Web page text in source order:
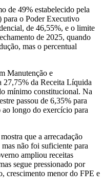
de 49% estabelecido pela
o Poder Executivo
de 46,55%, e o limite
de 2025, quando
mas o percentual
Manutenção e
27,75% da Receita Líquida
mínimo constitucional. Na
passou de 6,35% para
longo do exercício para
que a arrecadação
não foi suficiente para
ampliou receitas
segue pressionado por
crescimento menor do FPE e